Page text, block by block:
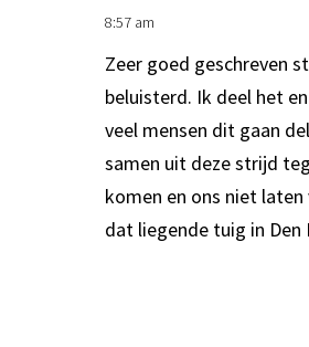
8:57 am
Zeer goed geschreven
beluisterd. Ik deel het
veel mensen dit gaan
samen uit deze strijd
komen en ons niet
dat liegende tuig in Den